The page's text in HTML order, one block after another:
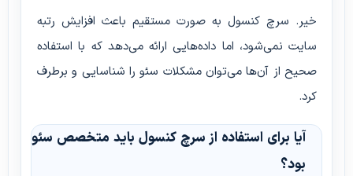
خیر. سرچ کنسول به صورت مستقیم باعث افزایش رتبه
سایت نمی‌شود، اما داده‌هایی ارائه می‌دهد که با استفاده
صحیح از آن‌ها می‌توان مشکلات سئو را شناسایی و برطرف
کرد.
آیا برای استفاده از سرچ کنسول باید متخصص سئو
بود؟